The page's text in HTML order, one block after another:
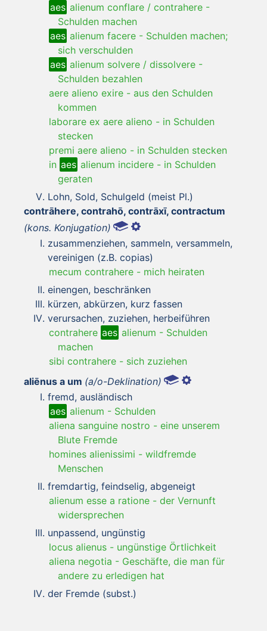
aes alienum conflare / contrahere -
Schulden machen
aes alienum facere - Schulden machen;
sich verschulden
aes alienum solvere / dissolvere -
Schulden bezahlen
aere alieno exire - aus den Schulden
kommen
laborare ex aere alieno - in Schulden
stecken
premi aere alieno - in Schulden stecken
in aes alienum incidere - in Schulden
geraten
Lohn, Sold, Schulgeld (meist Pl.)
contrāhere, contrahō, contrāxī, contractum
(kons. Konjugation)
zusammenziehen, sammeln, versammeln,
vereinigen (z.B. copias)
mecum contrahere - mich heiraten
einengen, beschränken
kürzen, abkürzen, kurz fassen
verursachen, zuziehen, herbeiführen
contrahere aes alienum - Schulden
machen
sibi contrahere - sich zuziehen
aliēnus a um (a/o-Deklination)
fremd, ausländisch
aes alienum - Schulden
aliena sanguine nostro - eine unserem
Blute Fremde
homines alienissimi - wildfremde
Menschen
fremdartig, feindselig, abgeneigt
alienum esse a ratione - der Vernunft
widersprechen
unpassend, ungünstig
locus alienus - ungünstige Örtlichkeit
aliena negotia - Geschäfte, die man für
andere zu erledigen hat
der Fremde (subst.)